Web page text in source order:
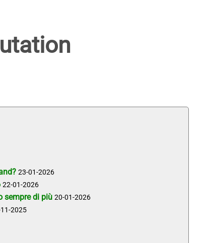
23-01-2026
22-01-2026
sempre di più 20-01-2026
2025